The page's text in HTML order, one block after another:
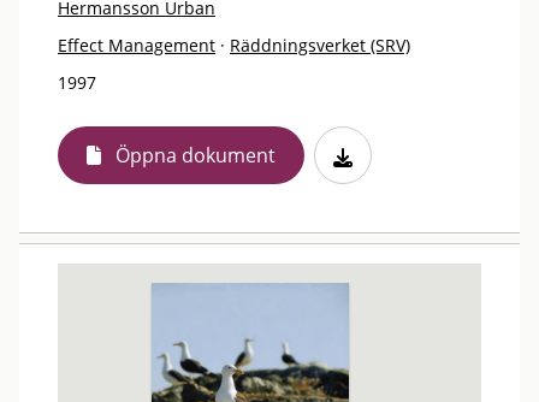
Hermansson Urban
Effect Management · Räddningsverket (SRV)
1997
Öppna dokument